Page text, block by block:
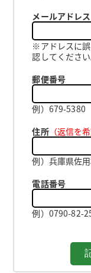
メールアドレス
※アドレスに
認してください
郵便番号
例）679-5380
住所（返信を
例）兵庫県佐
電話番号
例）0790-82-